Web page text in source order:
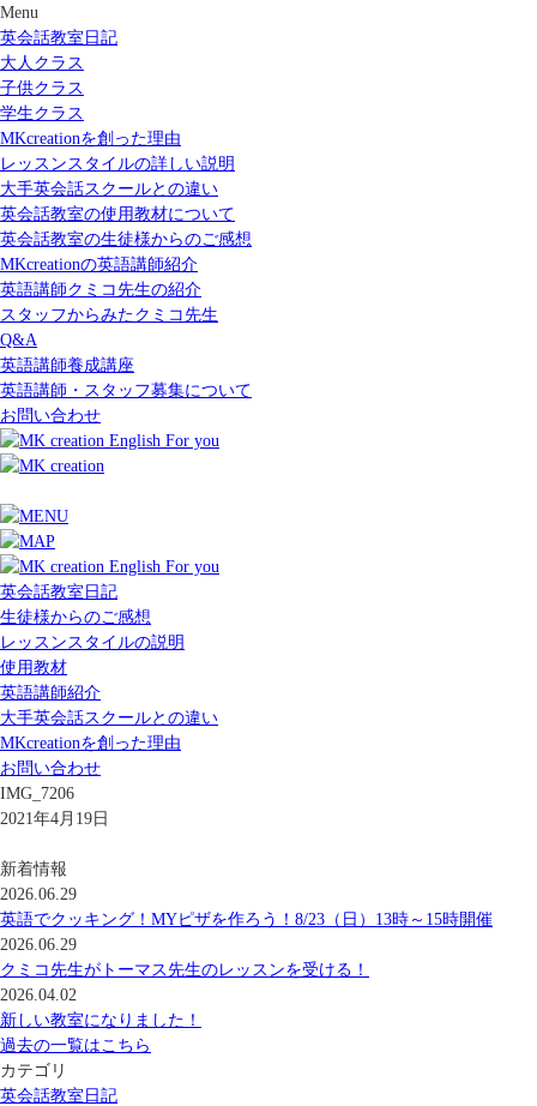
Menu
英会話教室日記
大人クラス
子供クラス
学生クラス
MKcreationを創った理由
レッスンスタイルの詳しい説明
大手英会話スクールとの違い
英会話教室の使用教材について
英会話教室の生徒様からのご感想
MKcreationの英語講師紹介
英語講師クミコ先生の紹介
スタッフからみたクミコ先生
Q&A
英語講師養成講座
英語講師・スタッフ募集について
お問い合わせ
英会話教室日記
生徒様からのご感想
レッスンスタイルの説明
使用教材
英語講師紹介
大手英会話スクールとの違い
MKcreationを創った理由
お問い合わせ
IMG_7206
2021年4月19日
新着情報
2026.06.29
英語でクッキング！MYピザを作ろう！8/23（日）13時～15時開催
2026.06.29
クミコ先生がトーマス先生のレッスンを受ける！
2026.04.02
新しい教室になりました！
過去の一覧はこちら
カテゴリ
英会話教室日記